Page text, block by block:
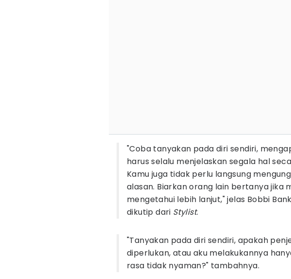
"Coba tanyakan pada diri sendiri,
harus selalu menjelaskan segala hal
Kamu juga tidak perlu langsung
alasan. Biarkan orang lain bertanya jika
mengetahui lebih lanjut," jelas Bobbi
dikutip dari Stylist.
"Tanyakan pada diri sendiri, apakah
diperlukan, atau aku melakukannya
rasa tidak nyaman?" tambahnya.